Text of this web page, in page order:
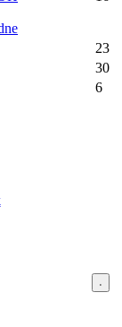
23
30
6